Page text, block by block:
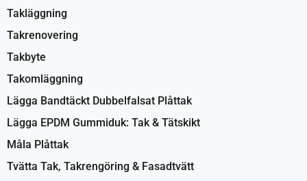
Takläggning
Takrenovering
Takbyte
Takomläggning
Lägga Bandtäckt Dubbelfalsat Plåttak
Lägga EPDM Gummiduk: Tak & Tätskikt
Måla Plåttak
Tvätta Tak, Takrengöring & Fasadtvätt